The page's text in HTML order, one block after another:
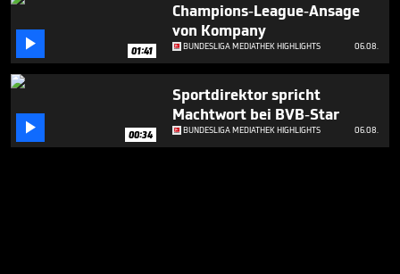
 01:41
Champions-League-Ansage
von Kompany
BUNDESLIGA MEDIATHEK HIGHLIGHTS 06.08.
 00:34
Sportdirektor spricht
Machtwort bei BVB-Star
BUNDESLIGA MEDIATHEK HIGHLIGHTS 06.08.